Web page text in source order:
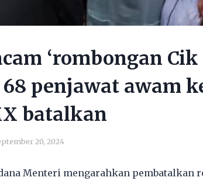
‘rombongan Cik
penjawat awam
batalkan
20, 2024
Menteri mengarahkan pembatalkan